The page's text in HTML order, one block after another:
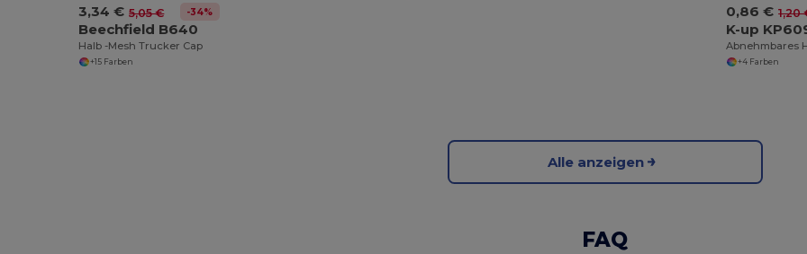
3,34 € 5,05 € -34%
Beechfield B640
Halb -Mesh Trucker Cap
+15 Farben
0,86 € 1,20
K-up
+4 Farben
Alle anzeigen
FAQ